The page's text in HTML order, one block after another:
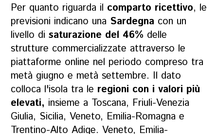
Per quanto riguarda il comparto ricettivo, le
previsioni indicano una Sardegna con un
livello di saturazione del 46% delle
strutture commercializzate attraverso le
piattaforme online nel periodo compreso tra
metà giugno e metà settembre. Il dato
colloca l'isola tra le regioni con i valori più
elevati, insieme a Toscana, Friuli-Venezia
Giulia, Sicilia, Veneto, Emilia-Romagna e
Trentino-Alto Adige. Veneto, Emilia-